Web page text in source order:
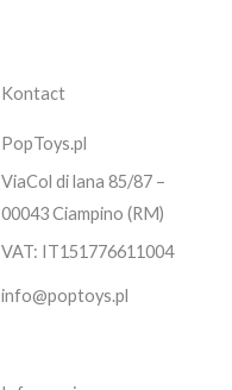
Kontact
PopToys.pl
ViaCol di lana 85/87 –
00043 Ciampino (RM)
VAT: IT151776611004
info@poptoys.pl